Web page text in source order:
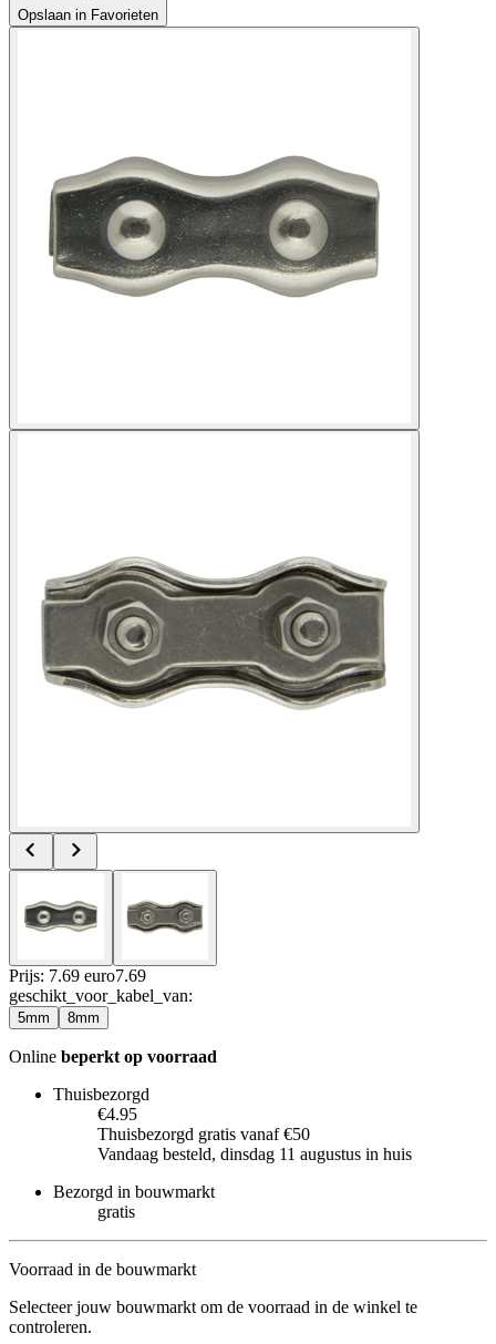
Opslaan in Favorieten
Prijs: 7.69 euro7.69
geschikt_voor_kabel_van:
5mm 8mm
Online beperkt op voorraad
Thuisbezorgd
€4.95
Thuisbezorgd gratis vanaf €50
Vandaag besteld, dinsdag 11 augustus in huis
Bezorgd in bouwmarkt
gratis
Voorraad in de bouwmarkt
Selecteer jouw bouwmarkt om de voorraad in de winkel te
controleren.